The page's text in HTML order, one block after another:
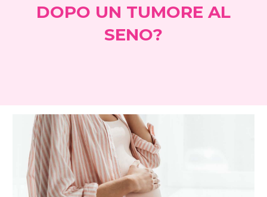
DOPO UN TUMORE AL
SENO?